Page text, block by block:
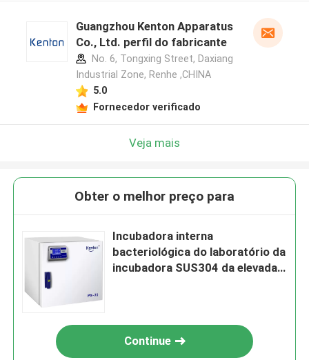
Guangzhou Kenton Apparatus
Co., Ltd. perfil do fabricante
No. 6, Tongxing Street, Daxiang
Industrial Zone, Renhe ,CHINA
5.0
Fornecedor verificado
Veja mais
Obter o melhor preço para
Incubadora interna
bacteriológica do laboratório da
incubadora SUS304 da elevada
Continue